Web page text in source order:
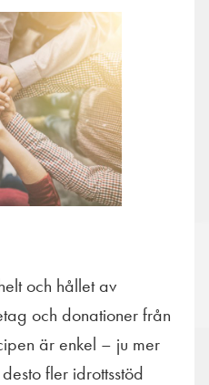
och hållet av
och donationer från
är enkel – ju mer
fler idrottsstöd